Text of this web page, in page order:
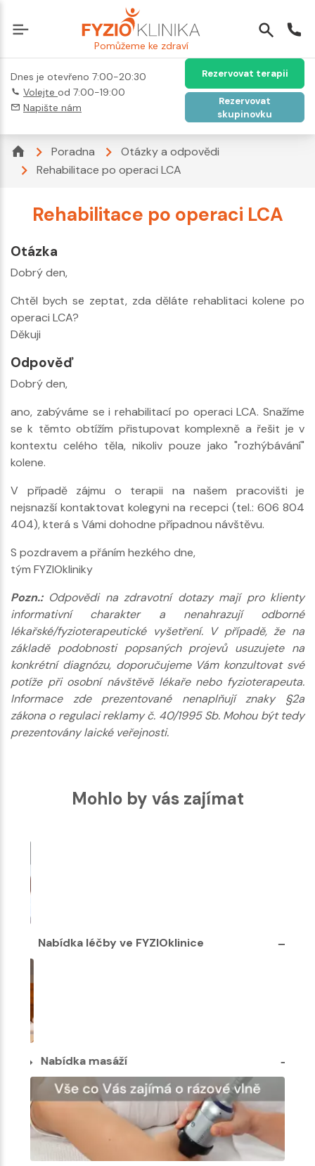
Pomůžeme ke zdraví
Dnes je otevřeno 7:00-20:30
Volejte od 7:00-19:00
Napište nám
Rezervovat terapii
Rezervovat
skupinovku
Poradna
Otázky a odpovědi
Rehabilitace po operaci LCA
Rehabilitace po operaci LCA
Otázka
Dobrý den,
Chtěl bych se zeptat, zda děláte rehablitaci kolene po
operaci LCA?
Děkuji
Odpověď
Dobrý den,
ano, zabýváme se i rehabilitací po operaci LCA. Snažíme
se k těmto obtížím přistupovat komplexně a řešit je v
kontextu celého těla, nikoliv pouze jako "rozhýbávání"
kolene.
V případě zájmu o terapii na našem pracovišti je
nejsnazší kontaktovat kolegyni na recepci (tel.: 606 804
404), která s Vámi dohodne případnou návštěvu.
S pozdravem a přáním hezkého dne,
tým FYZIOkliniky
Pozn.:Odpovědi na zdravotní dotazy mají pro klienty
informativní charakter a nenahrazují odborné
lékařské/fyzioterapeutické vyšetření. V případě, že na
základě podobnosti popsaných projevů usuzujete na
konkrétní diagnózu, doporučujeme Vám konzultovat své
potíže při osobní návštěvě lékaře nebo fyzioterapeuta.
Informace zde prezentované nenaplňují znaky §2a
zákona o regulaci reklamy č. 40/1995 Sb. Mohou být tedy
prezentovány laické veřejnosti.
Mohlo by vás zajímat
Nabídka léčby ve FYZIOklinice
Nabídka masáží